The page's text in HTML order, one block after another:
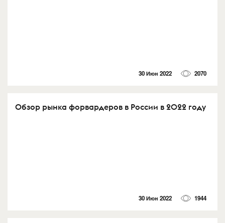
30 Июн 2022 2070
Обзор рынка форвардеров в России в 2022 году
30 Июн 2022 1944